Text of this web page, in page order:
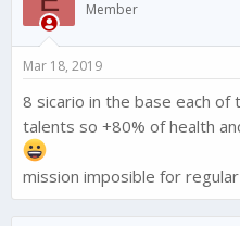
o
n
:
Member
Mar 18, 2019
8 sicario in the base each of
talents so +80% of health
mission imposible for